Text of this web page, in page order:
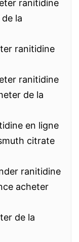
ranitidine
la
ranitidine
ranitidine
de la
en ligne
citrate
ranitidine
acheter
de la